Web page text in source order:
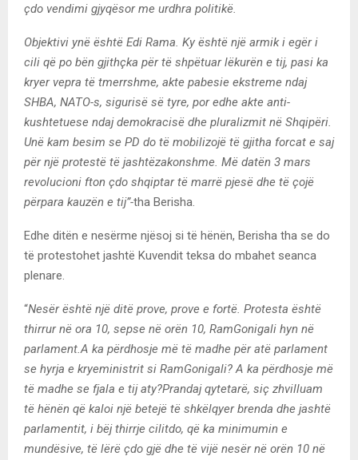
çdo vendimi gjyqësor me urdhra politikë.
Objektivi ynë është Edi Rama. Ky është një armik i egër i
cili që po bën gjithçka për të shpëtuar lëkurën e tij, pasi ka
kryer vepra të tmerrshme, akte pabesie ekstreme ndaj
SHBA, NATO-s, sigurisë së tyre, por edhe akte anti-
kushtetuese ndaj demokracisë dhe pluralizmit në Shqipëri.
Unë kam besim se PD do të mobilizojë të gjitha forcat e saj
për një protestë të jashtëzakonshme. Më datën 3 mars
revolucioni fton çdo shqiptar të marrë pjesë dhe të çojë
përpara kauzën e tij”-tha Berisha.
Edhe ditën e nesërme njësoj si të hënën, Berisha tha se do
të protestohet jashtë Kuvendit teksa do mbahet seanca
plenare.
“Nesër është një ditë prove, prove e fortë. Protesta është
thirrur në ora 10, sepse në orën 10, RamGonigali hyn në
parlament.A ka përdhosje më të madhe për atë parlament
se hyrja e kryeministrit si RamGonigali? A ka përdhosje më
të madhe se fjala e tij aty?Prandaj qytetarë, siç zhvilluam
të hënën që kaloi një betejë të shkëlqyer brenda dhe jashtë
parlamentit, i bëj thirrje cilitdo, që ka minimumin e
mundësive, të lërë çdo gjë dhe të vijë nesër në orën 10 në